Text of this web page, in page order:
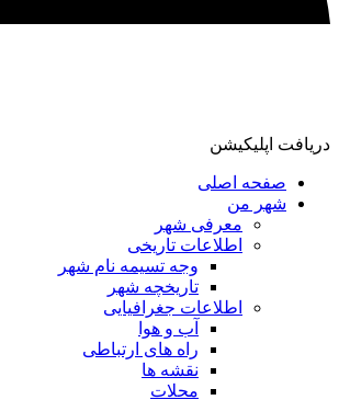
دریافت اپلیکیشن
صفحه اصلی
شهر من
معرفی شهر
اطلاعات تاریخی
وجه تسیمه نام شهر
تاریخچه شهر
اطلاعات جغرافیایی
آب و هوا
راه های ارتباطی
نقشه ها
محلات